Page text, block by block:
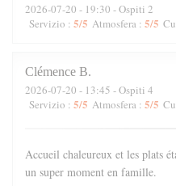
2026-07-20 - 19:30 - Ospiti 2
Servizio : 5/5 Atmosfera : 5/5
Clémence B
2026-07-20 - 13:45 - Ospiti 4
Servizio : 5/5 Atmosfera : 5/5
Accueil chaleureux et les plats
un super moment en famille.